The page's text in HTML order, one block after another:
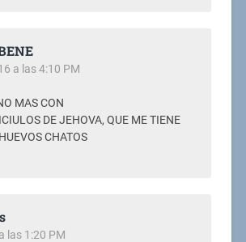
a las 4:10 PM
MAS CON
DE JEHOVA, QUE ME TIENE
CHATOS
las 1:20 PM